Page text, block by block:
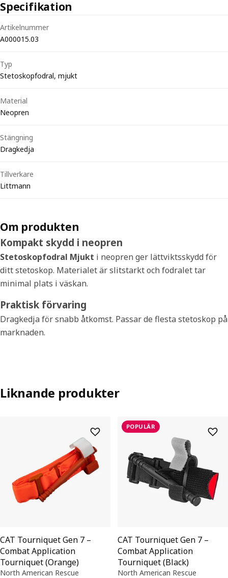
Specifikation
Artikelnummer
A000015.03
Typ
Stetoskopfodral, mjukt
Material
Neopren
Stängning
Dragkedja
Tillverkare
Littmann
Om produkten
Kompakt skydd i neopren
Stetoskopfodral Mjukt i neopren ger lättviktsskydd för
ditt stetoskop. Materialet är slitstarkt och fodralet tar
minimal plats i väskan.
Praktisk förvaring
Dragkedja för snabb åtkomst. Passar de flesta stetoskop på
marknaden.
Liknande produkter
CAT Tourniquet Gen 7 –
Combat Application
Tourniquet (Orange)
North American Rescue
POPULÄR
CAT Tourniquet Gen 7 –
Combat Application
Tourniquet (Black)
North American Rescue